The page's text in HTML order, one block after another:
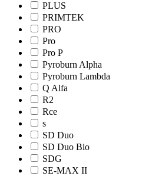
PLUS
PRIMTEK
PRO
Pro
Pro Р
Pyroburn Alpha
Pyroburn Lambda
Q Alfa
R2
Rce
s
SD Duo
SD Duo Bio
SDG
SE-MAX II